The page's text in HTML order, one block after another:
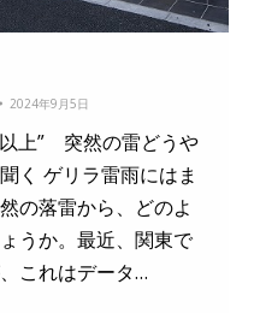
2024年9月5日
上” 突然の雷どうや
く ゲリラ雷雨にはま
の落雷から、どのよ
うか。最近、関東で
これはデータ…